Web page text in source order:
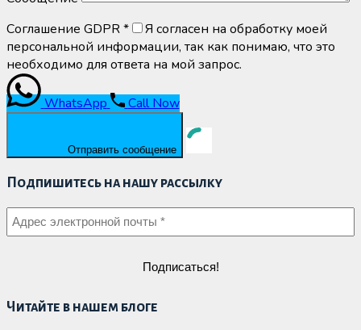
Соглашение GDPR*
Я согласен на обработку моей
персональной информации, так как понимаю, что это
необходимо для ответа на мой запрос.
WhatsApp Call Now
Отправить сообщение
Подпишитесь на нашу рассылку
Читайте в нашем блоге